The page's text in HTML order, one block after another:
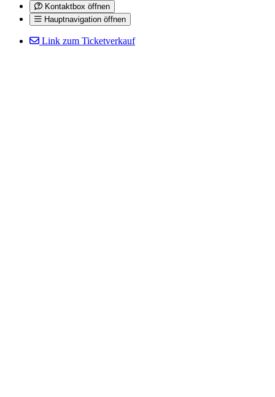
Kontaktbox öffnen
Hauptnavigation öffnen
Link zum Ticketverkauf